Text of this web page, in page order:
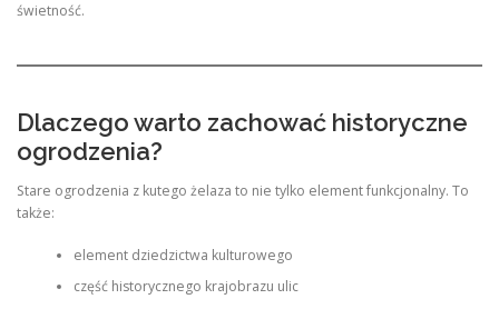
świetność.
Dlaczego warto zachować historyczne
ogrodzenia?
Stare ogrodzenia z kutego żelaza to nie tylko element funkcjonalny. To
także:
element dziedzictwa kulturowego
część historycznego krajobrazu ulic